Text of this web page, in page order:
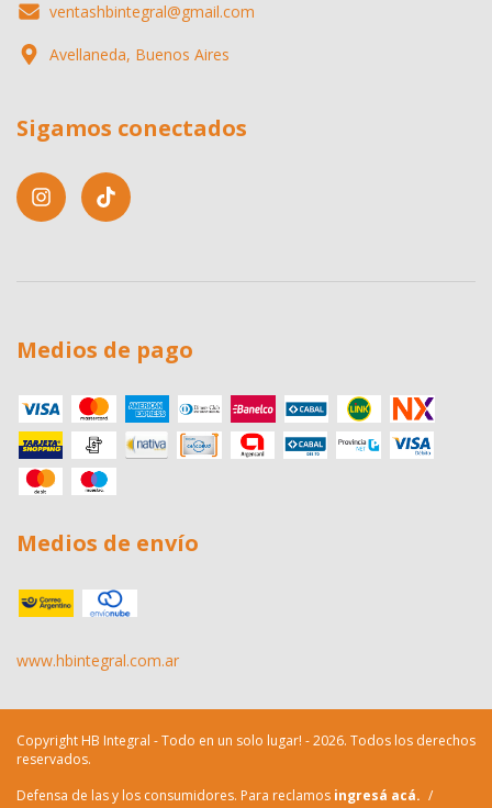
ventashbintegral@gmail.com
Avellaneda, Buenos Aires
Sigamos conectados
Medios de pago
Medios de envío
www.hbintegral.com.ar
Copyright HB Integral - Todo en un solo lugar! - 2026. Todos los derechos
reservados.
Defensa de las y los consumidores. Para reclamos ingresá acá. /